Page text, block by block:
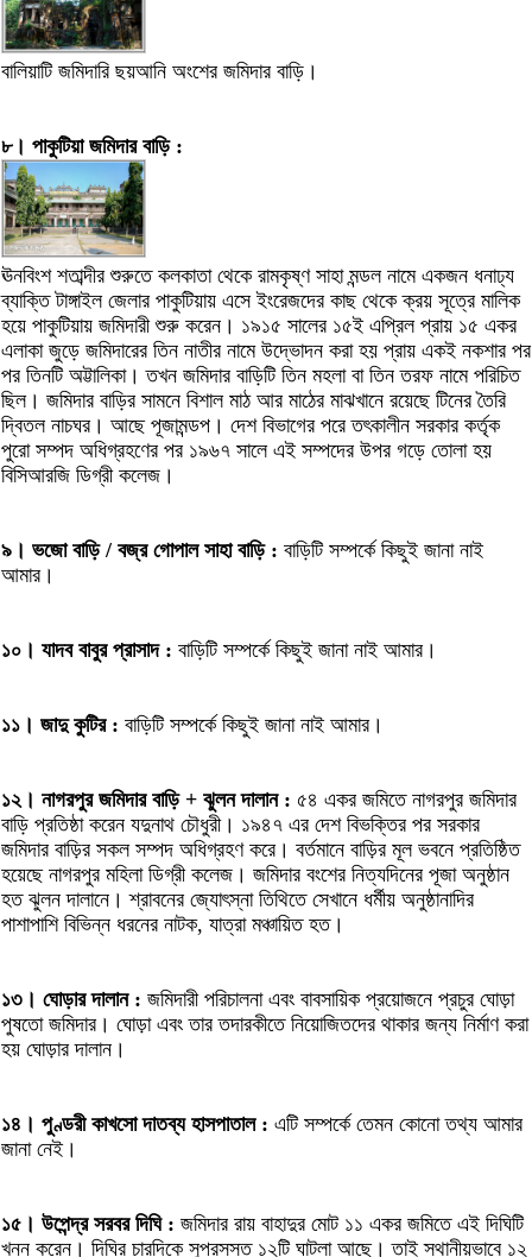
বালিয়াটি জমিদারি ছয়আনি অংশের জমিদার বাড়ি।
৮। পাকুটিয়া জমিদার বাড়ি :
ঊনবিংশ শতাব্দীর শুরুতে কলকাতা থেকে রামকৃষ্ণ সাহা মন্ডল নামে একজন ধনাঢ্য
ব্যাক্তি টাঙ্গাইল জেলার পাকুটিয়ায় এসে ইংরেজদের কাছ থেকে ক্রয় সূত্রে মালিক
হয়ে পাকুটিয়ায় জমিদারী শুরু করেন। ১৯১৫ সালের ১৫ই এপ্রিল প্রায় ১৫ একর
এলাকা জুড়ে জমিদারের তিন নাতীর নামে উদ্ভোদন করা হয় প্রায় একই নকশার পর
পর তিনটি অট্টালিকা। তখন জমিদার বাড়িটি তিন মহলা বা তিন তরফ নামে পরিচিত
ছিল। জমিদার বাড়ির সামনে বিশাল মাঠ আর মাঠের মাঝখানে রয়েছে টিনের তৈরি
দ্বিতল নাচঘর। আছে পূজামন্ডপ। দেশ বিভাগের পরে তৎকালীন সরকার কর্তৃক
পুরো সম্পদ অধিগ্রহণের পর ১৯৬৭ সালে এই সম্পদের উপর গড়ে তোলা হয়
বিসিআরজি ডিগ্রী কলেজ।
৯। ভজো বাড়ি / বজ্র গোপাল সাহা বাড়ি : বাড়িটি সম্পর্কে কিছুই জানা নাই
আমার।
১০। যাদব বাবুর প্রাসাদ : বাড়িটি সম্পর্কে কিছুই জানা নাই আমার।
১১। জাদু কুটির : বাড়িটি সম্পর্কে কিছুই জানা নাই আমার।
১২। নাগরপুর জমিদার বাড়ি + ঝুলন দালান : ৫৪ একর জমিতে নাগরপুর জমিদার
বাড়ি প্রতিষ্ঠা করেন যদুনাথ চৌধুরী। ১৯৪৭ এর দেশ বিভক্তির পর সরকার
জমিদার বাড়ির সকল সম্পদ অধিগ্রহণ করে। বর্তমানে বাড়ির মূল ভবনে প্রতিষ্ঠিত
হয়েছে নাগরপুর মহিলা ডিগ্রী কলেজ। জমিদার বংশের নিত্যদিনের পূজা অনুষ্ঠান
হত ঝুলন দালানে। শ্রাবনের জ্যোৎস্না তিথিতে সেখানে ধর্মীয় অনুষ্ঠানাদির
পাশাপাশি বিভিন্ন ধরনের নাটক, যাত্রা মঞ্চায়িত হত।
১৩। ঘোড়ার দালান : জমিদারী পরিচালনা এবং বাবসায়িক প্রয়োজনে প্রচুর ঘোড়া
পুষতো জমিদার। ঘোড়া এবং তার তদারকীতে নিয়োজিতদের থাকার জন্য নির্মাণ করা
হয় ঘোড়ার দালান।
১৪। পুণ্ডরী কাখসো দাতব্য হাসপাতাল : এটি সম্পর্কে তেমন কোনো তথ্য আমার
জানা নেই।
১৫। উপেন্দ্র সরবর দিঘি : জমিদার রায় বাহাদুর মোট ১১ একর জমিতে এই দিঘিটি
খনন করেন। দিঘির চারদিকে সুপ্রসস্ত ১২টি ঘাটলা আছে। তাই স্থানীয়ভাবে ১২